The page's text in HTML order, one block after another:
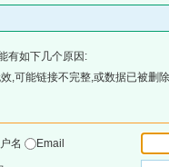
有如下几个原因:
,可能链接不完整,或数据已被删
名
Email